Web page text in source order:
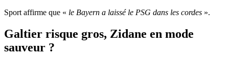
Sport affirme que « le Bayern a laissé le PSG dans les cordes ».
Galtier risque gros, Zidane en mode
sauveur ?